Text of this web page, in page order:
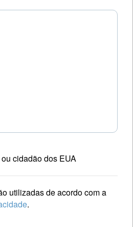
cidadão dos EUA
utilizadas de acordo com a
.